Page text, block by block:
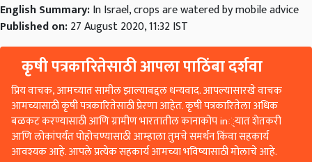
English Summary:In Israel, crops are watered by mobile advice
Published on:27 August 2020, 11:32 IST
कृषी पत्रकारितेसाठी आपला पाठिंबा दर्शवा
प्रिय वाचक, आमच्यात सामील झाल्याबद्दल धन्यवाद. आपल्यासारखे वाचक
आमच्यासाठी कृषी पत्रकारितेसाठी प्रेरणा आहेत. कृषी पत्रकारितेला अधिक
बळकट करण्यासाठी आणि ग्रामीण भारतातील कानाकोप in्यात शेतकरी
आणि लोकांपर्यंत पोहोचण्यासाठी आम्हाला तुमचे समर्थन किंवा सहकार्य
आवश्यक आहे. आपले प्रत्येक सहकार्य आमच्या भविष्यासाठी मोलाचे आहे.